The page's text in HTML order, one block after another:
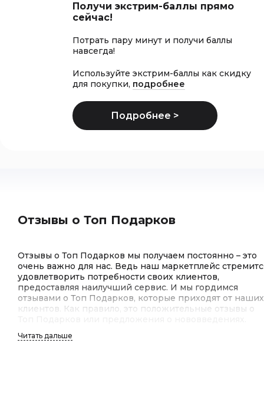
Получи экстрим-баллы прямо
сейчас!
Потрать пару минут и получи баллы
навсегда!
Используйте экстрим-баллы как скидку
для покупки, подробнее
Отзывы о Топ Подарков
Отзывы о Топ Подарков мы получаем постоянно – это
очень важно для нас. Ведь наш маркетплейс
удовлетворить потребности своих клиентов,
предоставляя наилучший сервис. И мы гордимся
отзывами о Топ Подарков, которые приходят от наших
клиентов. Как правило, это положительные отзывы о
Читать дальше